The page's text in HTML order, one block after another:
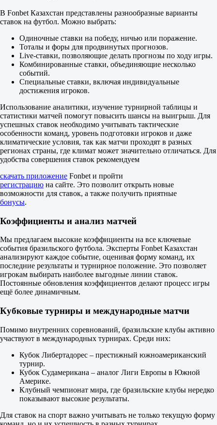
2.70
ИТ 2
1.35
2.90
Атлетико Паранаэнсе
Брагантино
2.00
3.30
3.75
1X
12
X2
1.25
1.75
Фора
1
2
1.47
2.60
Тотал
Б
М
2.5
2.15
1.67
Обе забьют
Да
1.95
1.80
ИТ 1
М
0.5
В Fonbet Казахстан представлены разнообразные варианты
ставок на футбол. Можно выбрать:
Одиночные ставки на победу, ничью или поражение.
Тоталы и форы для продвинутых прогнозов.
Live-ставки, позволяющие делать прогнозы по ходу игры.
Комбинированные ставки, объединяющие несколько
событий.
Специальные ставки, включая индивидуальные
достижения игроков.
Использование аналитики, изучение турнирной таблицы и
статистики матчей помогут повысить шансы на выигрыш. Для
успешных ставок необходимо учитывать тактические
особенности команд, уровень подготовки игроков и даже
климатические условия, так как матчи проходят в разных
регионах страны, где климат может значительно отличаться. Для
удобства совершения ставок рекомендуем
скачать приложение Fonbet и пройти
регистрацию на сайте. Это позволит открыть новые
возможности для ставок, а также получить приятные
бонусы.
Коэффициенты и анализ матчей
Мы предлагаем высокие коэффициенты на все ключевые
события бразильского футбола. Эксперты Fonbet Казахстан
анализируют каждое событие, оценивая форму команд, их
последние результаты и турнирное положение. Это позволяет
игрокам выбирать наиболее выгодные линии ставок.
Постоянные обновления коэффициентов делают процесс игры
ещё более динамичным.
Кубковые турниры и международные матчи
Помимо внутренних соревнований, бразильские клубы активно
участвуют в международных турнирах. Среди них:
Кубок Либертадорес – престижный южноамериканский
турнир.
Кубок Судамерикана – аналог Лиги Европы в Южной
Америке.
Клубный чемпионат мира, где бразильские клубы нередко
показывают высокие результаты.
Для ставок на спорт важно учитывать не только текущую форму